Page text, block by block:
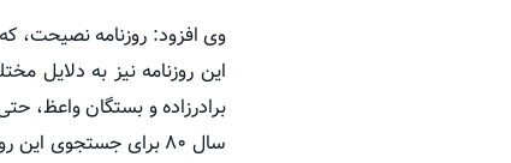
وی افزود: روزنامه نصیحت،
این روزنامه نیز به دلایل
برادرزاده و بستگان واعظ،